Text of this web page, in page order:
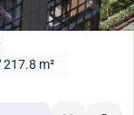
217.8 m²